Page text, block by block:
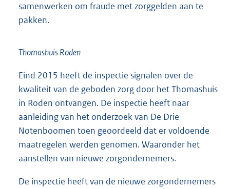
samenwerken om fraude met zorggelden aan te
pakken.
Thomashuis Roden
Eind 2015 heeft de inspectie signalen over de
kwaliteit van de geboden zorg door het Thomashuis
in Roden ontvangen. De inspectie heeft naar
aanleiding van het onderzoek van De Drie
Notenboomen toen geoordeeld dat er voldoende
maatregelen werden genomen. Waaronder het
aanstellen van nieuwe zorgondernemers.
De inspectie heeft van de nieuwe zorgondernemers